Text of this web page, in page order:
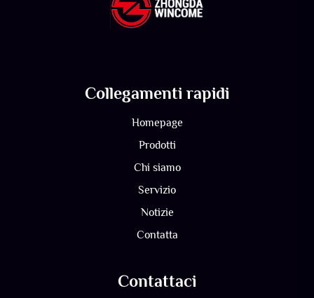
Collegamenti rapidi
Homepage
Prodotti
Chi siamo
Servizio
Notizie
Contatta
Contattaci